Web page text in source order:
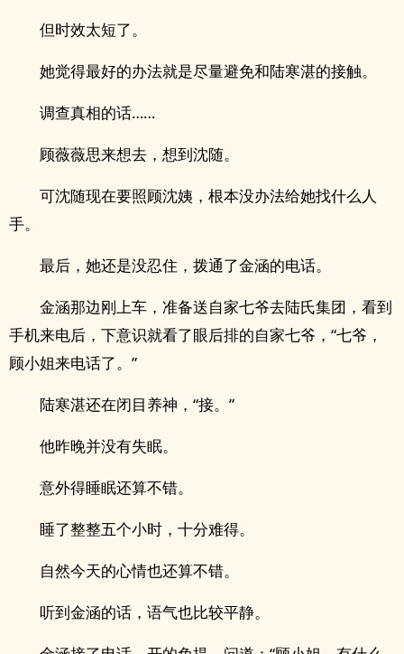
但时效太短了。
她觉得最好的办法就是尽量避免和陆寒湛的接触。
调查真相的话……
顾薇薇思来想去，想到沈随。
可沈随现在要照顾沈姨，根本没办法给她找什么人
手。
最后，她还是没忍住，拨通了金涵的电话。
金涵那边刚上车，准备送自家七爷去陆氏集团，看到
手机来电后，下意识就看了眼后排的自家七爷，“七爷，
顾小姐来电话了。”
陆寒湛还在闭目养神，“接。”
他昨晚并没有失眠。
意外得睡眠还算不错。
睡了整整五个小时，十分难得。
自然今天的心情也还算不错。
听到金涵的话，语气也比较平静。